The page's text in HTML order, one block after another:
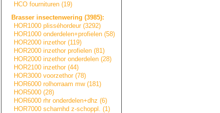
HCO fournituren (19)
Brasser insectenwering (3985):
HOR1000 plisséhordeur (3292)
HOR1000 onderdelen+profie en (58)
HOR2000 inzethor (119)
HOR2000 inzethor profielen (81)
HOR2000 inzethor onderdelen (28)
HOR2100 inzethor (44)
HOR3000 voorzethor (78)
HOR6000 rolhorraam mw (181)
HOR5000 (28)
HOR6000 rhr onderdelen+dhz (6)
HOR7000 scharnhd z-schoppl. (1)